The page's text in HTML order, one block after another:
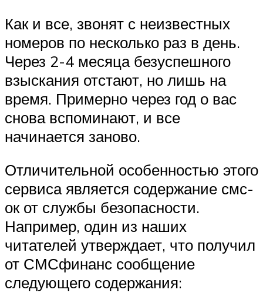
Как и все, звонят с неизвестных
номеров по несколько раз в день.
Через 2-4 месяца безуспешного
взыскания отстают, но лишь на
время. Примерно через год о вас
снова вспоминают, и все
начинается заново.
Отличительной особенностью этого
сервиса является содержание смс-
ок от службы безопасности.
Например, один из наших
читателей утверждает, что получил
от СМСфинанс сообщение
следующего содержания: